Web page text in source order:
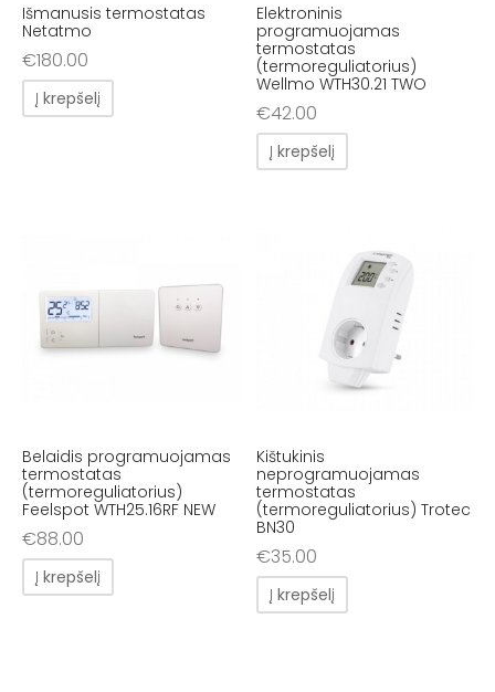
Išmanusis termostatas
Netatmo
€180.00
Į krepšelį
Elektroninis
programuojamas
termostatas
(termoreguliatorius)
Wellmo WTH30.21 TWO
€42.00
Į krepšelį
Belaidis programuojamas
termostatas
(termoreguliatorius)
Feelspot WTH25.16RF NEW
€88.00
Į krepšelį
Kištukinis
neprogramuojamas
termostatas
(termoreguliatorius) Trotec
BN30
€35.00
Į krepšelį